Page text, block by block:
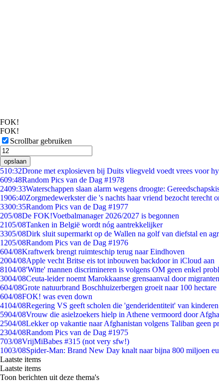
FOK!
FOK!
Scrollbar gebruiken
opslaan
510:32Drone met explosieven bij Duits vliegveld voedt vrees voor
609:48Random Pics van de Dag #1978
2409:33Waterschappen slaan alarm wegens droogte:
1906:40Zorgmedewerkster die 's nachts haar vriend bezocht terecht
3300:35Random Pics van de Dag #1977
205/08De FOK!Voetbalmanager 2026/2027 is begonnen
2105/08Tanken in België wordt nóg aantrekkelijker
3305/08Dirk sluit supermarkt op de Wallen na golf van diefstal en
1205/08Random Pics van de Dag #1976
604/08Kraftwerk brengt ruimteschip terug naar Eindhoven
2004/08Apple vecht Britse eis tot inbouwen backdoor in iCloud aan
8104/08'Witte' mannen discrimineren is volgens OM geen enkel
3004/08Ceuta-leider noemt Marokkaanse grensaanval door
604/08Grote natuurbrand Boschhuizerbergen groeit naar 100 hectare
604/08FOK! was even down
4104/08Regering VS geeft scholen die 'genderidentiteit' van
5904/08Vrouw die asielzoekers hielp in Athene vermoord door
2504/08Lekker op vakantie naar Afghanistan volgens Taliban geen
2304/08Random Pics van de Dag #1975
703/08VrijMiBabes #315 (not very sfw!)
1003/08Spider-Man: Brand New Day knalt naar bijna 800 miljoen
Laatste items
Laatste items
Toon berichten uit deze thema's